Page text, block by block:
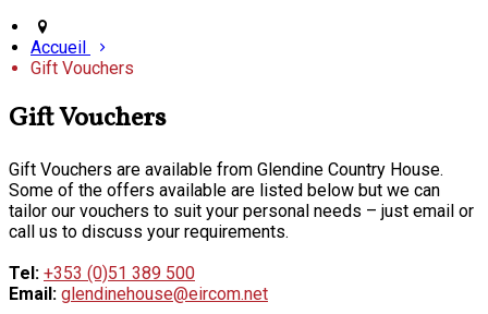
Accueil
Gift Vouchers
Gift Vouchers
Gift Vouchers are available from Glendine Country House.
Some of the offers available are listed below but we can
tailor our vouchers to suit your personal needs – just email or
call us to discuss your requirements.
Tel: +353 (0)51 389 500
Email: glendinehouse@eircom.net